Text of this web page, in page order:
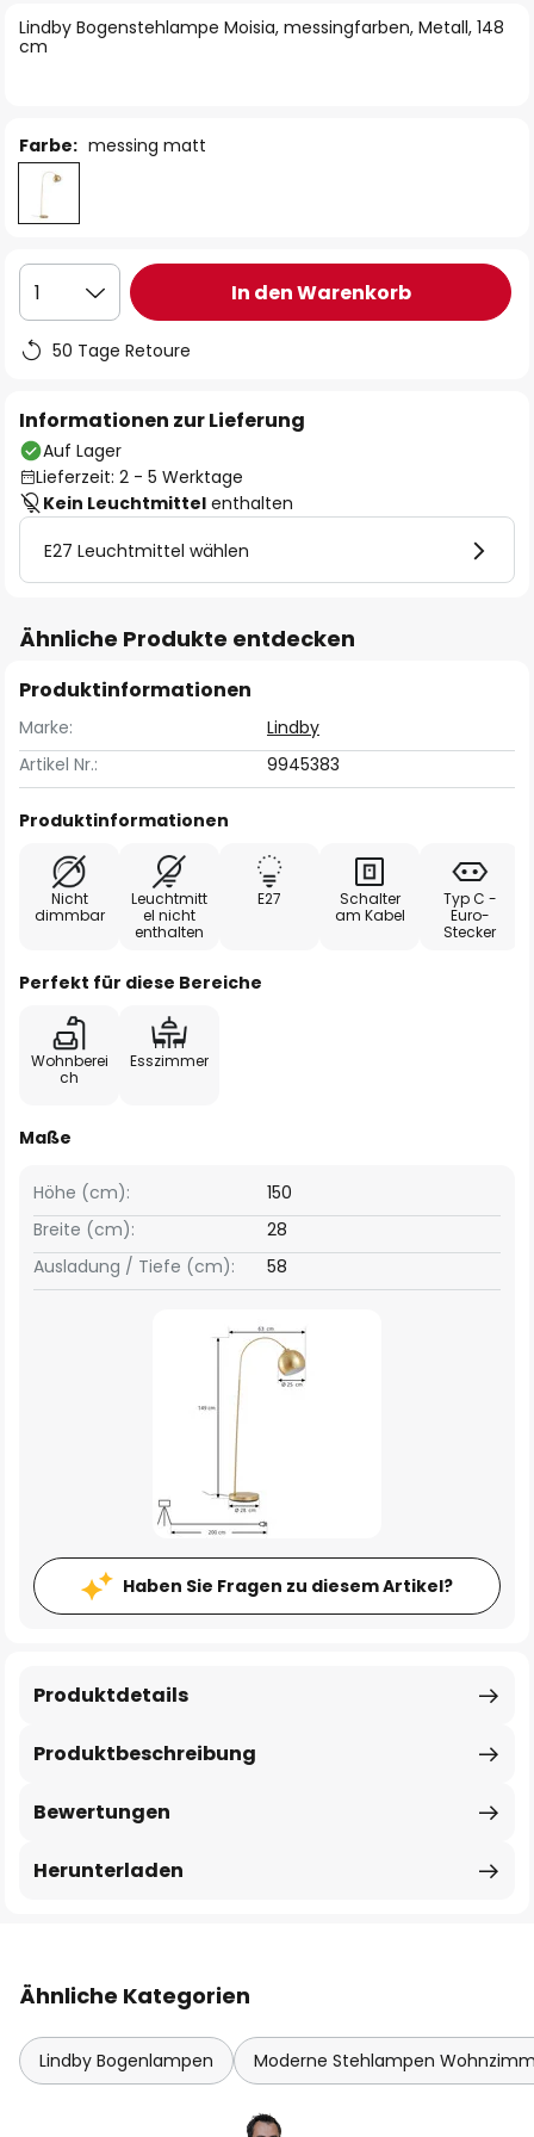
Lindby Bogenstehlampe Moisia, messingfarben, Metall, 148
cm
Farbe: messing matt
1 In den Warenkorb
50 Tage Retoure
Informationen zur Lieferung
Auf Lager
Lieferzeit: 2 - 5 Werktage
Kein Leuchtmittel enthalten
E27 Leuchtmittel wählen
Ähnliche Produkte entdecken
Produktinformationen
Marke:
Lindby
Artikel Nr.:
9945383
Produktinformationen
Nicht
dimmbar
Leuchtmitt
el nicht
enthalten
E27
Schalter
am Kabel
Typ C -
Euro-
Stecker
Perfekt für diese Bereiche
Wohnberei
ch
Esszimmer
Maße
Breite (cm): 28
Höhe (cm): 150
Ausladung / Tiefe (cm): 58
Haben Sie Fragen zu diesem Artikel?
Produktbeschreibung
Produktdetails
Bewertungen
Herunterladen
Ähnliche Kategorien
Lindby Bogenlampen Moderne Stehlampen